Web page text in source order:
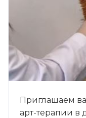
Приглашаем
арт-терапии в